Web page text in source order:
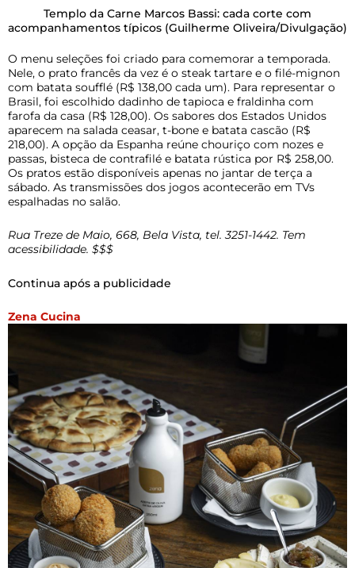
Templo da Carne Marcos Bassi: cada corte com
acompanhamentos típicos (Guilherme Oliveira/Divulgação)
O menu seleções foi criado para comemorar a temporada.
Nele, o prato francês da vez é o steak tartare e o filé-mignon
com batata soufflé (R$ 138,00 cada um). Para representar o
Brasil, foi escolhido dadinho de tapioca e fraldinha com
farofa da casa (R$ 128,00). Os sabores dos Estados Unidos
aparecem na salada ceasar, t-bone e batata cascão (R$
218,00). A opção da Espanha reúne chouriço com nozes e
passas, bisteca de contrafilé e batata rústica por R$ 258,00.
Os pratos estão disponíveis apenas no jantar de terça a
sábado. As transmissões dos jogos acontecerão em TVs
espalhadas no salão.
Rua Treze de Maio, 668, Bela Vista, tel. 3251-1442. Tem
acessibilidade. $$$
Continua após a publicidade
Zena Cucina